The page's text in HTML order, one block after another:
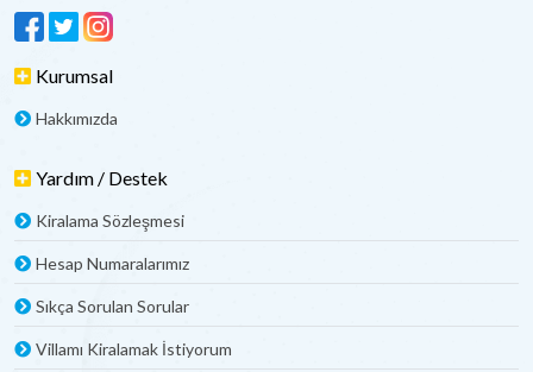
Kurumsal
Hakkımızda
Yardım / Destek
Kiralama Sözleşmesi
Hesap Numaralarımız
Sıkça Sorulan Sorular
Villamı Kiralamak İstiyorum